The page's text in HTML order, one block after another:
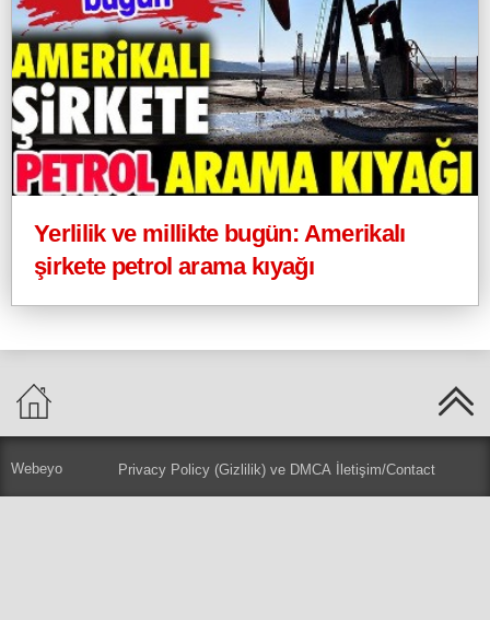
Yerlilik ve millikte bugün: Amerikalı
şirkete petrol arama kıyağı
Webeyo Privacy Policy (Gizlilik) ve DMCA İletişim/Contact